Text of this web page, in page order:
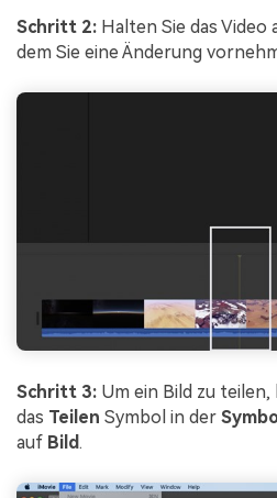
Schritt 2: Halten Sie das Video
dem Sie eine Änderung
Schritt 3: Um ein Bild zu
das Teilen Symbol in der
auf Bild.